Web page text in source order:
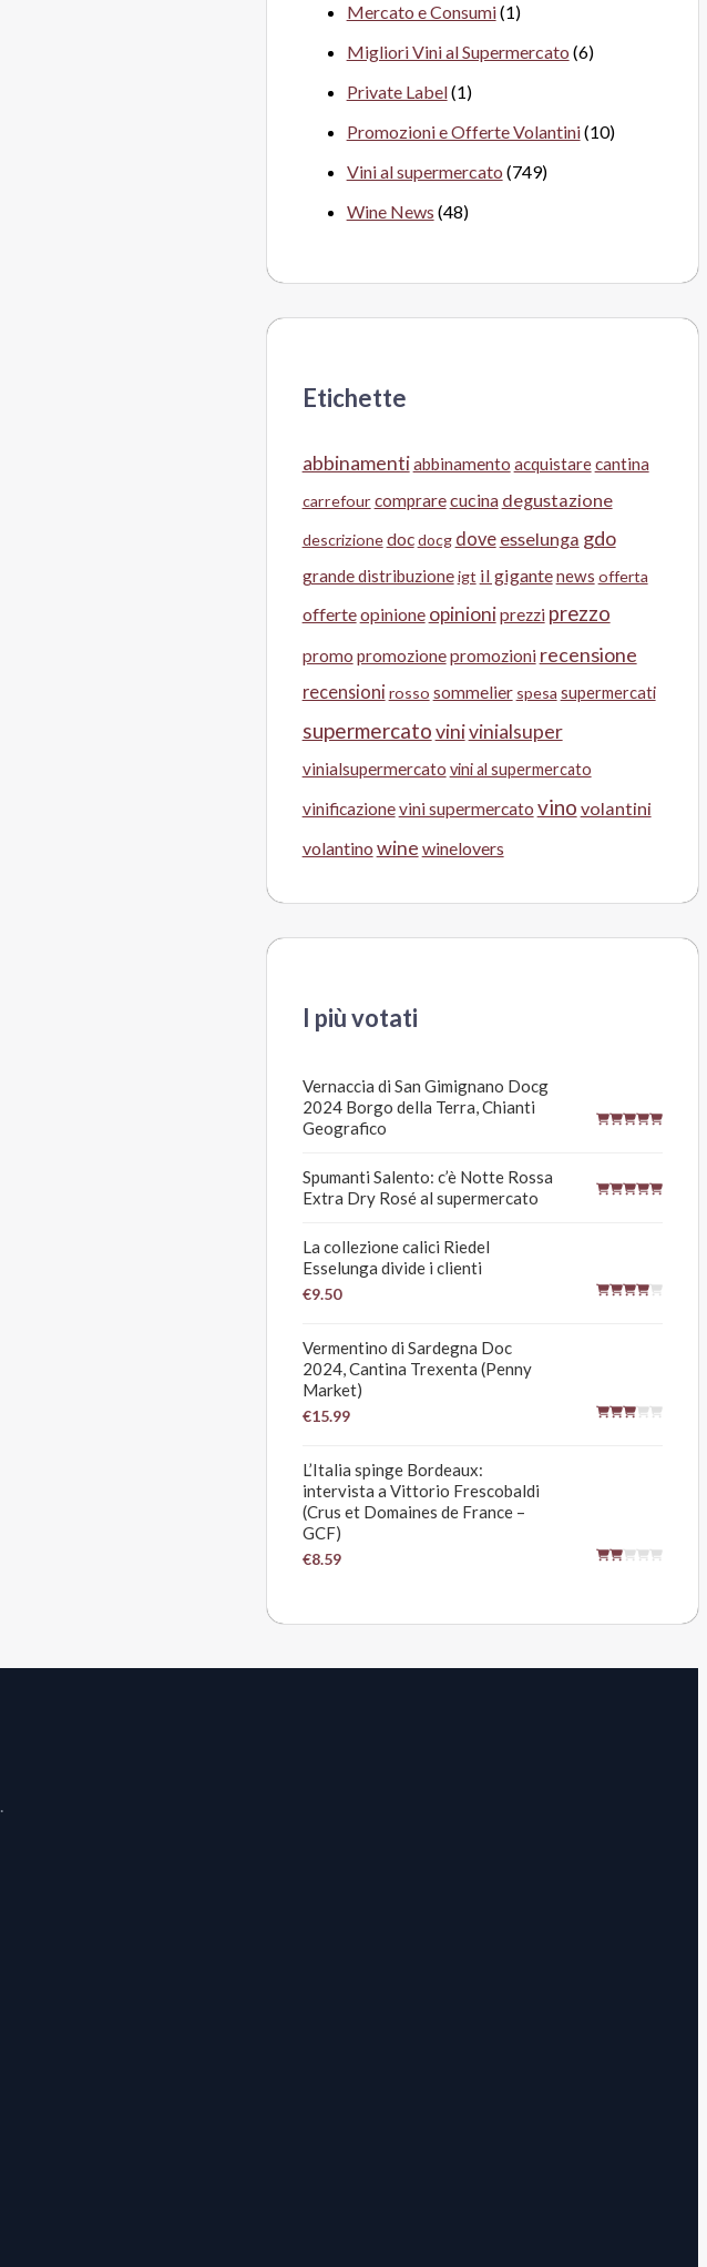
Mercato e Consumi(1)
Migliori Vini al Supermercato (6)
Private Label(1)
Promozioni e Offerte Volantini(10)
Vini al supermercato (749)
Wine News (48)
Etichette
abbinamentiabbinamento acquistarecantina
carrefour comprarecucina degustazione
descrizionedocdocg dove esselunga gdo
grande distribuzioneigt il gigantenews offerta
offerteopinione opinioniprezzi prezzo
promo promozionepromozioni recensione
recensioni rosso sommelier spesa supermercati
supermercatovinivinialsuper
vinialsupermercato vini al supermercato
vinificazionevini supermercato vino volantini
volantino wine winelovers
I più votati
Vernaccia di San Gimignano Docg
2024 Borgo della Terra, Chianti
Geografico
Spumanti Salento: c’è Notte Rossa
Extra Dry Rosé al supermercato
La collezione calici Riedel
Esselunga divide i clienti
€9.50
Vermentino di Sardegna Doc
2024, Cantina Trexenta (Penny
Market)
€15.99
L’Italia spinge Bordeaux:
intervista a Vittorio Frescobaldi
(Crus et Domaines de France –
GCF)
€8.59